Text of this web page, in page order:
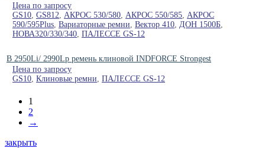
Цена по запросу
GS10 GS812 АКРОС 530/580 АКРОС 550/585 АКРОС
590/595Plus Вариаторные ремни Вектор 410 ДОН 1500Б
НОВА320/330/340 ПАЛЕССЕ GS-12
B 2950Li/ 2990Lp ремень клиновой INDFORCE Strongest
Цена по запросу
GS10 Клиновые ремни ПАЛЕССЕ GS-12
1
2
→
закрыть